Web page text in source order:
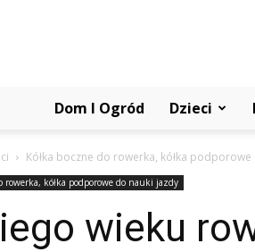
Dom I Ogród Dzieci
Kółka boczne do rowerka, kółka
rowerka, kółka podporowe do nauki jazdy
wieku